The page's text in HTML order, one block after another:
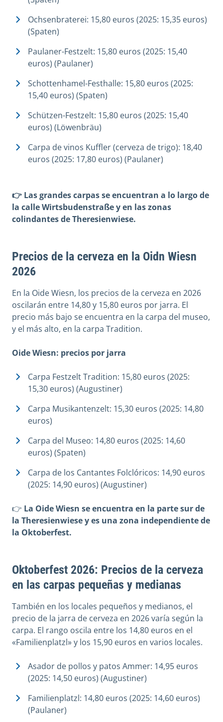
Ochsenbraterei: 15,80 euros (2025: 15,35 euros)
(Spaten)
Paulaner-Festzelt: 15,80 euros (2025: 15,40
euros) (Paulaner)
Schottenhamel-Festhalle: 15,80 euros (2025:
15,40 euros) (Spaten)
Schützen-Festzelt: 15,80 euros (2025: 15,40
euros) (Löwenbräu)
Carpa de vinos Kuffler (cerveza de trigo): 18,40
euros (2025: 17,80 euros) (Paulaner)
👉 Las grandes carpas se encuentran a lo largo de
la calle Wirtsbudenstraße y en las zonas
colindantes de Theresienwiese.
Precios de la cerveza en la Oidn Wiesn
2026
En la Oide Wiesn, los precios de la cerveza en 2026
oscilarán entre 14,80 y 15,80 euros por jarra. El
precio más bajo se encuentra en la carpa del museo,
y el más alto, en la carpa Tradition.
Oide Wiesn: precios por jarra
Carpa Festzelt Tradition: 15,80 euros (2025:
15,30 euros) (Augustiner)
Carpa Musikantenzelt: 15,30 euros (2025: 14,80
euros)
Carpa del Museo: 14,80 euros (2025: 14,60
euros) (Spaten)
Carpa de los Cantantes Folclóricos: 14,90 euros
(2025: 14,90 euros) (Augustiner)
👉 La Oide Wiesn se encuentra en la parte sur de
la Theresienwiese y es una zona independiente de
la Oktoberfest.
Oktoberfest 2026: Precios de la cerveza
en las carpas pequeñas y medianas
También en los locales pequeños y medianos, el
precio de la jarra de cerveza en 2026 varía según la
carpa. El rango oscila entre los 14,80 euros en el
«Familienplatzl» y los 15,90 euros en varios locales.
Asador de pollos y patos Ammer: 14,95 euros
(2025: 14,50 euros) (Augustiner)
Familienplatzl: 14,80 euros (2025: 14,60 euros)
(Paulaner)